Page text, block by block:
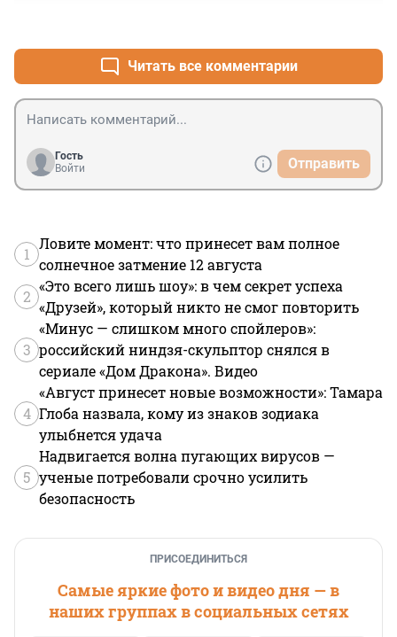
Читать все комментарии
Гость
Войти
Отправить
1
Ловите момент: что принесет вам полное
солнечное затмение 12 августа
2
«Это всего лишь шоу»: в чем секрет успеха
«Друзей», который никто не смог повторить
3
«Минус — слишком много спойлеров»:
российский ниндзя-скульптор снялся в
сериале «Дом Дракона». Видео
4
«Август принесет новые возможности»: Тамара
Глоба назвала, кому из знаков зодиака
улыбнется удача
5
Надвигается волна пугающих вирусов —
ученые потребовали срочно усилить
безопасность
ПРИСОЕДИНИТЬСЯ
Самые яркие фото и видео дня — в
наших группах в социальных сетях